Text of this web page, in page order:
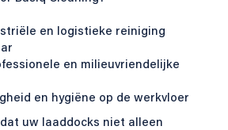
en logistieke reiniging
en milieuvriendelijke
en hygiëne op de werkvloer
uw laaddocks niet alleen